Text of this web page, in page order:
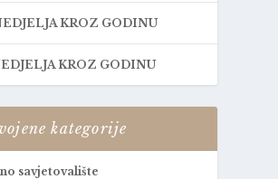
KROZ GODINU
KROZ GODINU
kategorije
savjetovalište